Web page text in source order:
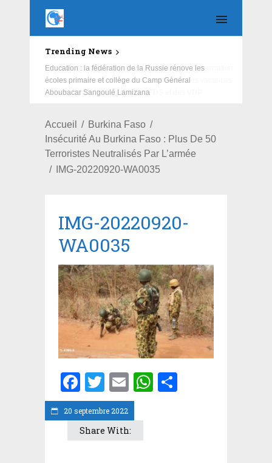
Trending News
Education : la fédération de la Russie rénove les
écoles primaire et collège du Camp Général
Aboubacar Sangoulé Lamizana
Accueil
Burkina Faso
Insécurité Au Burkina Faso : Plus De 50
Terroristes Neutralisés Par L’armée
IMG-20220920-WA0035
20 septembre 2022
IMG-20220920-
WA0035
Facebook
Twitter
EmailWhatsApp
Share With: